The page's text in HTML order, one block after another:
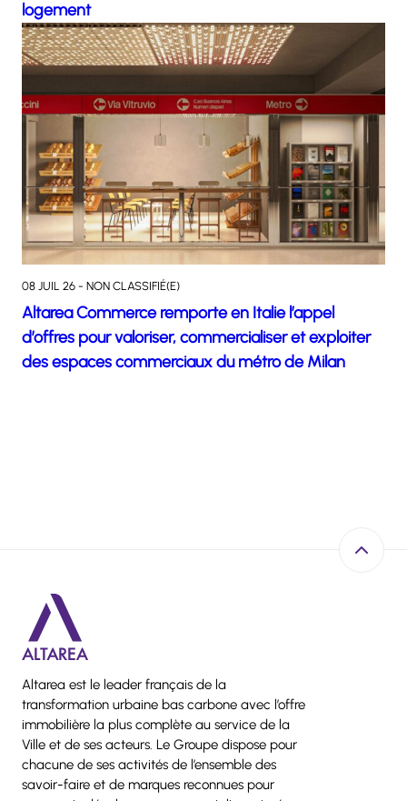
logement
08 JUIL 26 - NON CLASSIFIÉ(E)
Altarea Commerce remporte en Italie l’appel
d’offres pour valoriser, commercialiser et exploiter
des espaces commerciaux du métro de Milan
Altarea est le leader français de la
transformation urbaine bas carbone avec l’offre
immobilière la plus complète au service de la
Ville et de ses acteurs. Le Groupe dispose pour
chacune de ses activités de l’ensemble des
savoir-faire et de marques reconnues pour
Retour